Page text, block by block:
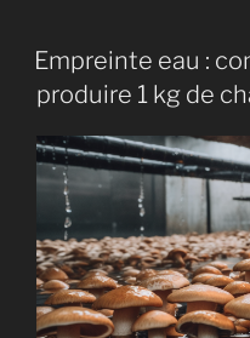
Empreinte eau :
produire 1 kg de